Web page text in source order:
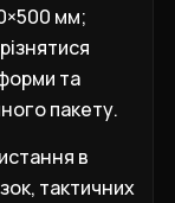
мм;
та
пакету.
в
тактичних